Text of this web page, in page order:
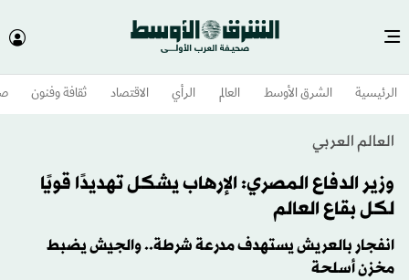
الرئيسية الشرق الأوسط​ العالم الرأي الاقتصاد ثقافة وفنون
العالم العربي
وزير الدفاع المصري: الإرهاب يشكل تهديدًا قويًا
لكل بقاع العالم
انفجار بالعريش يستهدف مدرعة شرطة.. والجيش يضبط
مخزن أسلحة